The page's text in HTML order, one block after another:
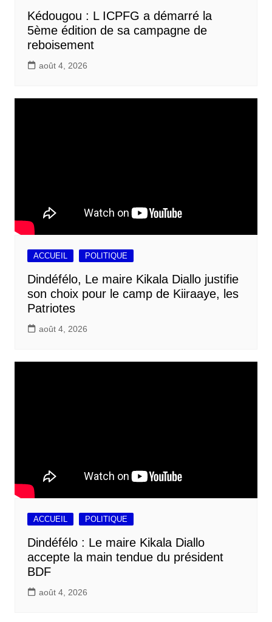
Kédougou : L ICPFG a démarré la
5ème édition de sa campagne de
reboisement
août 4, 2026
ACCUEIL POLITIQUE
Dindéfélo, Le maire Kikala Diallo justifie
son choix pour le camp de Kiiraaye, les
Patriotes
août 4, 2026
ACCUEIL POLITIQUE
Dindéfélo : Le maire Kikala Diallo
accepte la main tendue du président
BDF
août 4, 2026